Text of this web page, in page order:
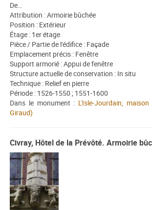
De…
Attribution : Armoirie bûchée
Position : Extérieur
Étage : 1er étage
Pièce / Partie de l'édifice : Façade
Emplacement précis : Fenêtre
Support armorié : Appui de fenêtre
Structure actuelle de conservation : In situ
Technique : Relief en pierre
Période : 1526-1550 ; 1551-1600
Dans le monument : L'Isle-Jourdain,
Giraud)
Civray, Hôtel de la Prévôté. Armoirie